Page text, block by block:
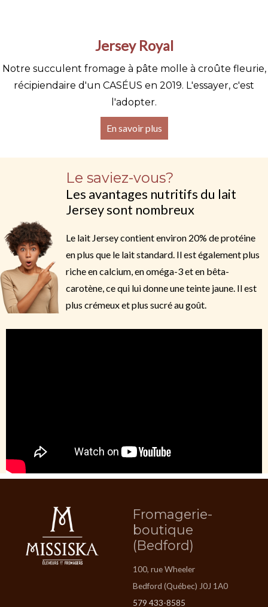
Jersey Royal
Notre succulent fromage à pâte molle à croûte fleurie,
récipiendaire d'un CASÉUS en 2019. L'essayer, c'est
l'adopter.
En savoir plus
Le saviez-vous?
Les avantages nutritifs du lait
Jersey sont nombreux
Le lait Jersey contient environ 20% de protéine
en plus que le lait standard. Il est également plus
riche en calcium, en oméga-3 et en bêta-
carotène, ce qui lui donne une teinte jaune. Il est
plus crémeux et plus sucré au goût.
Fromagerie-
boutique
(Bedford)
100, rue Wheeler
Bedford (Québec) J0J 1A0
579 433-8585